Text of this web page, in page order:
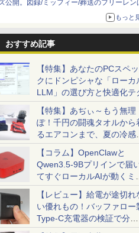
公開。図録/ミッフィー/葬送のフリーレン
もっと
おすすめ記事
【特集】あなたのPCスペッ
クにドンピシャな「ローカ
LLM」の選び方と快適化テ
【特集】あぢぃ～もう無理
ぽ！千円の闘魂タオルから
るエアコンまで、夏の冷感グ
ッズ一挙紹介
【コラム】OpenClawと
Qwen3.5-9Bプリインで届
てすぐローカルAIが動くミニ
PC「SER9 Pro」
【レビュー】給電が途切れ
い優れもの！バッファロー
Type-C充電器の検証で分か
ったこと